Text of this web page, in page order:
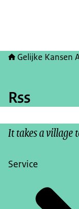
Gelijke Kansen
Rss
It takes a village
Service